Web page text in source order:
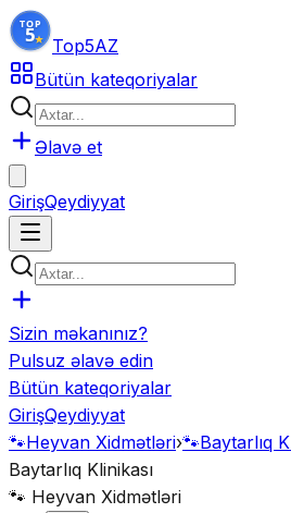
Top5AZ
Bütün kateqoriyalar
Əlavə et
GirişQeydiyyat
Sizin məkanınız?
Pulsuz əlavə edin
Bütün kateqoriyalar
GirişQeydiyyat
🐾Heyvan Xidmətləri›🐾Baytarlıq
Baytarlıq Klinikası
🐾 Heyvan Xidmətləri